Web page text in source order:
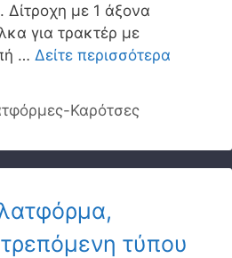
με 1 άξονα
για τρακτέρ με
… Δείτε περισσότερα
Καρότσες
τύπου